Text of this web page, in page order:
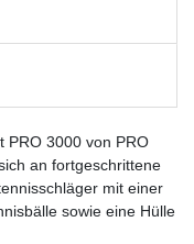
PRO 3000 von PRO
an fortgeschrittene
mit einer
sowie eine Hülle